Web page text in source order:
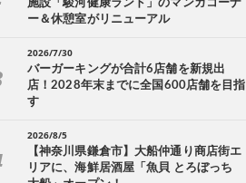
施設「駿河健康ランド」のマンガコーナ
ー＆休憩室がリニューアル
2026/7/30
バーガーキングが合計6店舗を新規出
店！2028年末までに全国600店舗を目指
す
2026/8/5
【神奈川県鎌倉市】大船仲通り商店街エ
リアに、海鮮居酒屋「魚貝 とろぼっち